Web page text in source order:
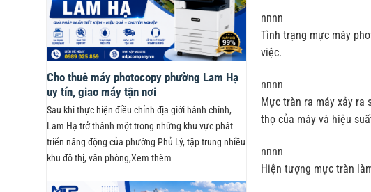
Cho thuê máy photocopy phường Lam Hạ
uy tín, giao máy tận nơi
Sau khi thực hiện điều chỉnh địa giới hành chính,
Lam Hạ trở thành một trong những khu vực phát
triển năng động của phường Phủ Lý, tập trung nhiều
khu đô thị, văn phòng,Xem thêm
nnnn
Tình trạng mực máy
việc.
nnnn
Mực tràn ra máy xảy ra
thọ của máy và hiệu
nnnn
Hiện tượng mực tràn